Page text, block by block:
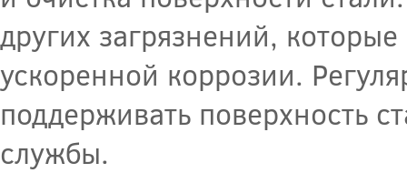
других загрязнений,
ускоренной коррозии.
поддерживать поверхность
службы.